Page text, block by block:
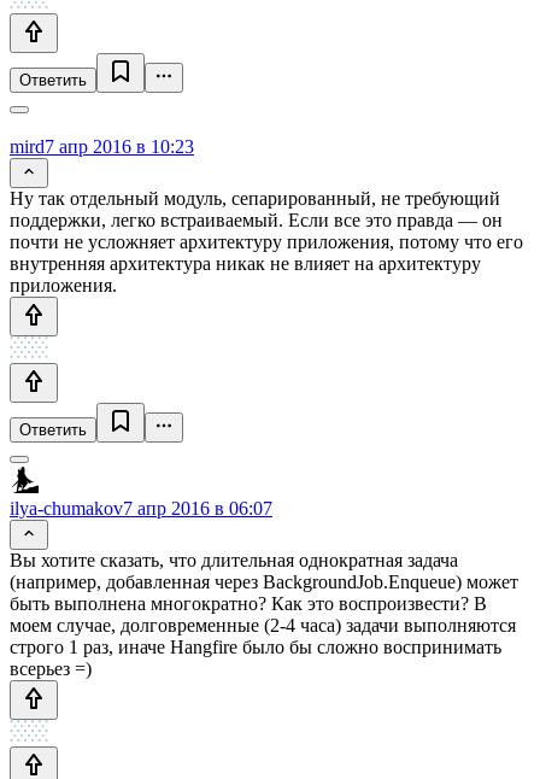
Ответить
mird7 апр 2016 в 10:23
Ну так отдельный модуль, сепарированный, не требующий
поддержки, легко встраиваемый. Если все это правда — он
почти не усложняет архитектуру приложения, потому что его
внутренняя архитектура никак не влияет на архитектуру
приложения.
Ответить
ilya-chumakov7 апр 2016 в 06:07
Вы хотите сказать, что длительная однократная задача
(например, добавленная через BackgroundJob.Enqueue) может
быть выполнена многократно? Как это воспроизвести? В
моем случае, долговременные (2-4 часа) задачи выполняются
строго 1 раз, иначе Hangfire было бы сложно воспринимать
всерьез =)